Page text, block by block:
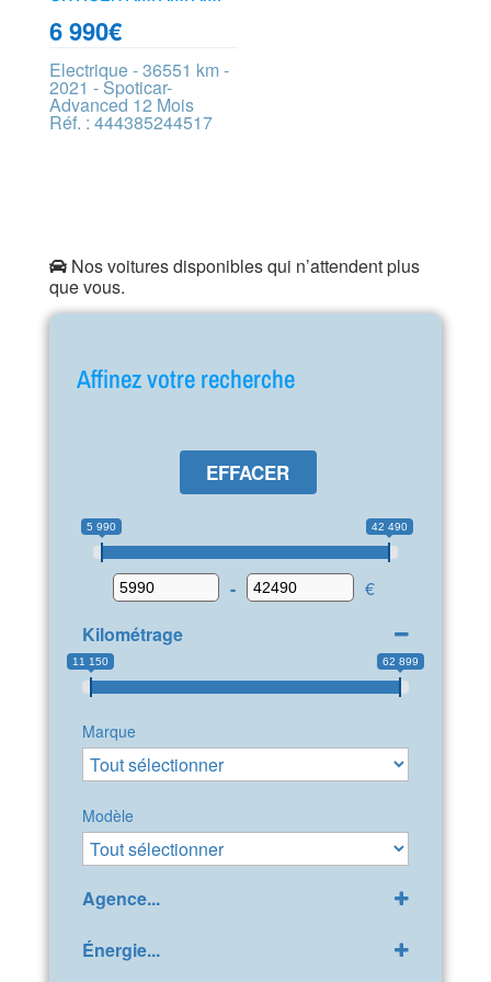
6 990€
Electrique - 36551 km -
2021 - Spoticar-
Advanced 12 Mois
Réf. : 444385244517
Nos voitures disponibles qui n’attendent plus
que vous.
Affinez votre recherche
EFFACER
5 990 42 490
-
€
Kilométrage
11 150 62 899
Marque
Modèle
Agence...
VAUCLUSE SANS PERMIS
Énergie...